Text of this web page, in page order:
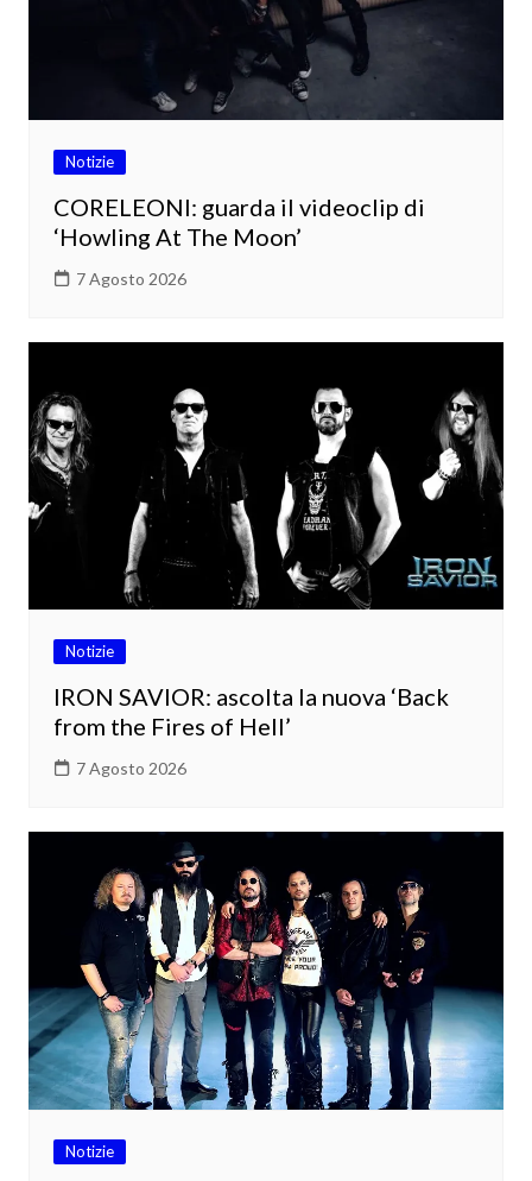
Notizie
CORELEONI: guarda il videoclip di
‘Howling At The Moon’
7 Agosto 2026
Notizie
IRON SAVIOR: ascolta la nuova ‘Back
from the Fires of Hell’
7 Agosto 2026
Notizie